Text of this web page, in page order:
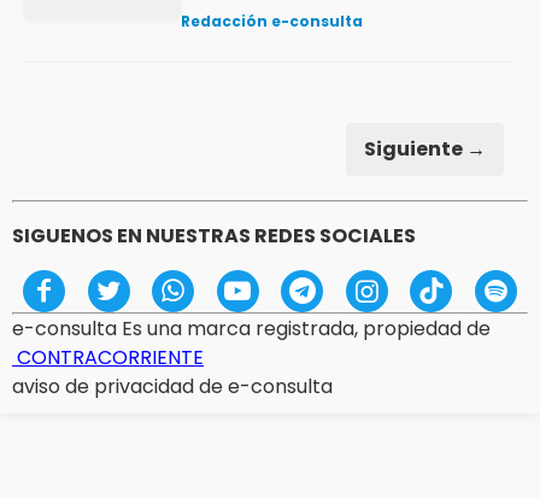
Redacción e-consulta
Siguiente →
SIGUENOS EN NUESTRAS REDES SOCIALES
e-consulta Es una marca registrada, propiedad de
CONTRACORRIENTE
aviso de privacidad de e-consulta